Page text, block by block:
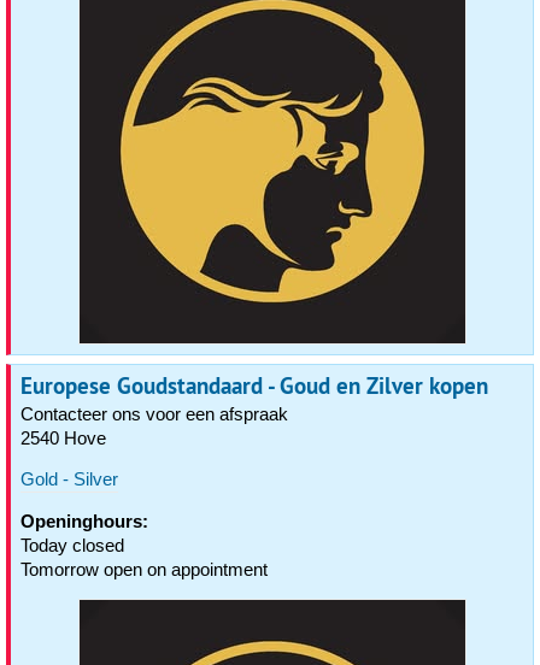
Europese Goudstandaard - Goud en Zilver kopen
Contacteer ons voor een afspraak
2540 Hove
Gold - Silver
Openinghours:
Today closed
Tomorrow open on appointment